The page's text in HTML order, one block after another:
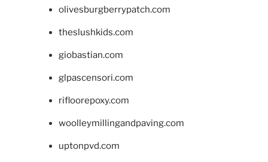
olivesburgberrypatch.com
theslushkids.com
giobastian.com
glpascensori.com
rifloorepoxy.com
woolleymillingandpaving.com
uptonpvd.com